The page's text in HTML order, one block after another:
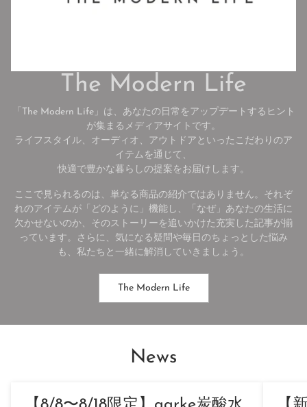
The Modern Life
「The Modern Life」は、あなたの日常をアップデートするヒント
が集まるメディアサイトです。
ライフスタイル、オーディオ、アウトドアといったこだわりのア
イテムを通じて、
快適で豊かな暮らしの提案をお届けします。
ここで見られるのは、単なる商品の紹介ではありません。それぞ
れのアイテムが「どのように」機能し、「なぜ」あなたの生活に
欠かせないのか、そのストーリーを追いかけた充実した記事が揃
っています。さらに、気になる疑問や毎日のちょっとした悩み
も、私たちと一緒に解消していきましょう。
The Modern Life
News